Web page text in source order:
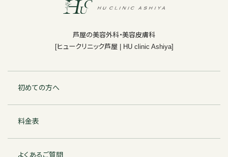
芦屋の美容外科・美容皮膚科
[ヒュークリニック芦屋 | HU clinic Ashiya]
初めての方へ
料金表
よくあるご質問